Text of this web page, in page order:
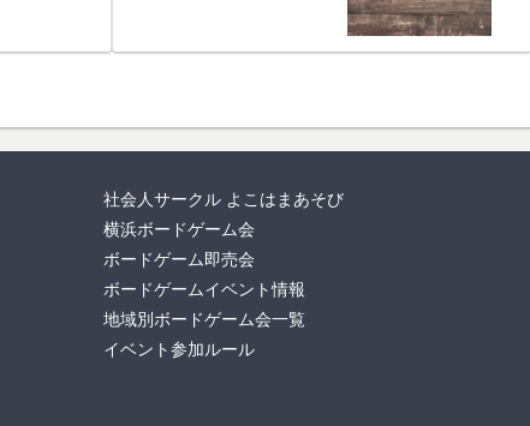
社会人サークル よこはまあそび
横浜ボードゲーム会
ボードゲーム即売会
ボードゲームイベント情報
地域別ボードゲーム会一覧
イベント参加ルール